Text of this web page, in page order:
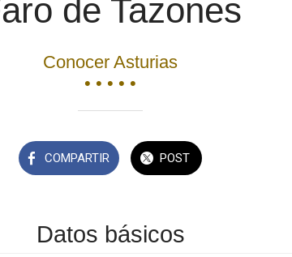
de Tazones
Conocer Asturias
• • • • •
COMPARTIR POST
Datos básicos